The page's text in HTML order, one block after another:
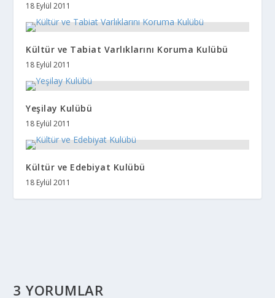
18 Eylül 2011
Kültür ve Tabiat Varlıklarını Koruma Kulübü
18 Eylül 2011
Yeşilay Kulübü
18 Eylül 2011
Kültür ve Edebiyat Kulübü
18 Eylül 2011
3 YORUMLAR